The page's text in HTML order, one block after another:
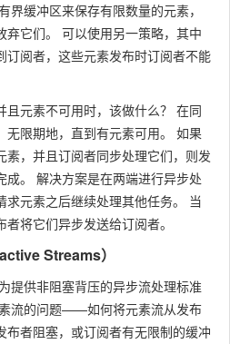
界缓冲区来保存有限数量的元素，
弃它们。 可以使用另一策略，其中
订阅者，这些元素发布时订阅者不能
且元素不可用时，该做什么？ 在同
无限期地，直到有元素可用。 如果
素，并且订阅者同步处理它们，则发
成。 解决方案是在两端进行异步处
求元素之后继续处理其他任务。 当
将它们异步发送给订阅者。
Streams）
提供非阻塞背压的异步流处理标准
流的问题——如何将元素流从发布
布者阻塞，或订阅者有无限制的缓冲